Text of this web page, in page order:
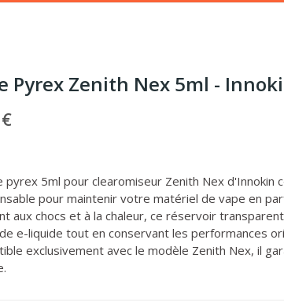
Pyrex Zenith Nex 5ml -
pyrex 5ml pour clearomiseur Zenith Nex d'Innokin
pour maintenir votre matériel de vape en
aux chocs et à la chaleur, ce réservoir
e-liquide tout en conservant les performances
exclusivement avec le modèle Zenith Nex, il